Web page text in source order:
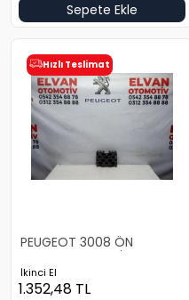
Sepete Ekle
Hızlı Teslimat
PEUGEOT 3008 ÖN
TAMPON BRAKETİ SOL
İkinci El
1.352,48 TL